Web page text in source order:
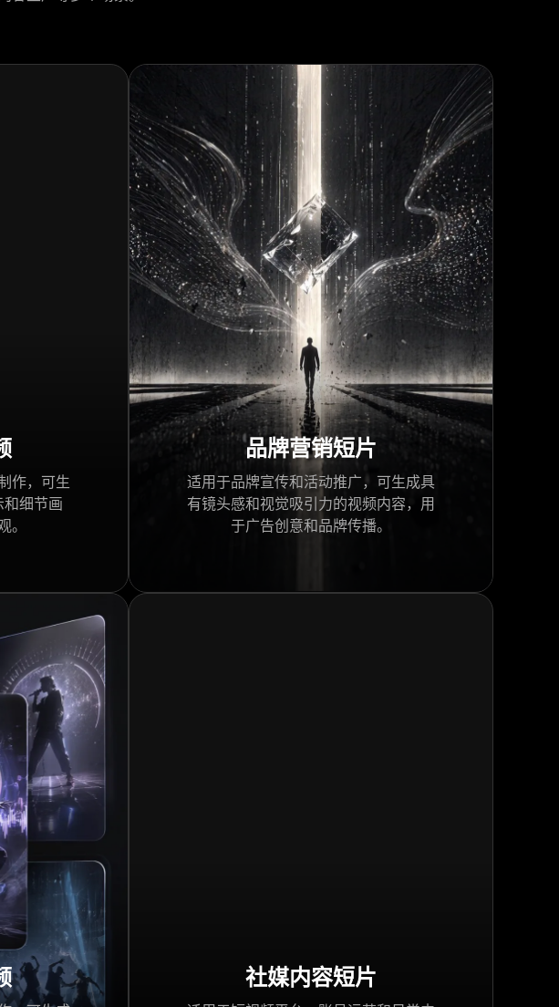
作，可生
和细节画
。
品牌营销短片
适用于品牌宣传和活动推广，可生成具
有镜头感和视觉吸引力的视频内容，用
于广告创意和品牌传播。
社媒内容短片